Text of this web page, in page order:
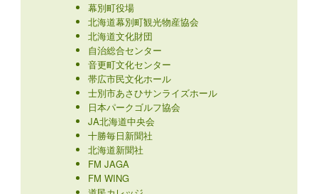
幕別町役場
北海道幕別町観光物産協会
北海道文化財団
自治総合センター
音更町文化センター
帯広市民文化ホール
士別市あさひサンライズホール
日本パークゴルフ協会
JA北海道中央会
十勝毎日新聞社
北海道新聞社
FM JAGA
FM WING